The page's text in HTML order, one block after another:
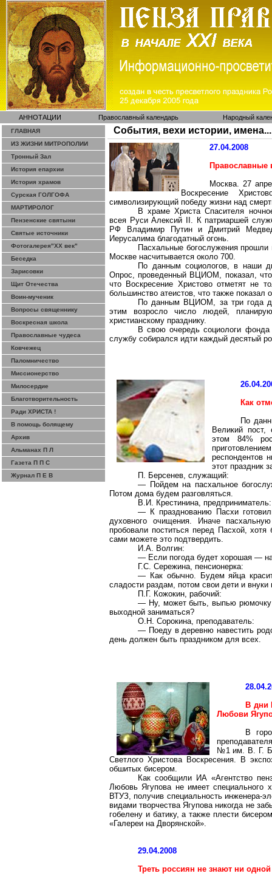
АННОТАЦИИ Православный календарь Народный
ГЛАВНАЯ
ИЗ ЖИЗНИ МИТРОПОЛИИ
Тронный Зал
История епархии
История храмов
Сурская ГОЛГОФА
МАРТИРОЛОГ
Пензенские святыни
Святые источники
Фотогалерея"ХХ век"
Беседка
Зарисовки
Щит Отечества
Воин-мученик
Вопросы священнику
Воскресная школа
Православные чудеса
Ковчежец
Паломничество
Миссионерство
Милосердие
Благотворительность
Ради ХРИСТА !
В помощь болящему
Архив
Альманах П Л
Газета П П С
Журнал П Е В
События, вехи истории, имена...
27.04.2008
Православные
Москва. 27
Воскресение
символизирующий победу жизни над
В храме Христа Спасителя
всея Руси Алексий II. К патриаршей
РФ Владимир Путин и Дмитрий
Иерусалима благодатный огонь.
Пасхальные богослужения
Москве насчитывается около 700.
По данным социологов, в наши
Опрос, проведенный ВЦИОМ, показал, что
что Воскресение Христово отметят не
большинство атеистов, что также показал
По данным ВЦИОМ, за три года
этим возросло число людей,
христианскому празднику.
В свою очередь социологи
службу собирался идти каждый десятый
Как
По
Великий пост,
этом 84%
респондентов
этот праздник
П. Берсенев, служащий:
— Пойдем на пасхальное
Потом дома будем разговляться.
В.И. Крестинина, предприниматель:
— К празднованию Пасхи
духовного очищения. Иначе
пробовали поститься перед Пасхой,
сами можете это подтвердить.
И.А. Волгин:
— Если погода будет хорошая —
Г.С. Сережина, пенсионерка:
— Как обычно. Будем яйца
сладости раздам, потом свои дети и
П.Г. Кожокин, рабочий:
— Ну, может быть, выпью рюмочку
выходной заниматься?
О.Н. Сорокина, преподаватель:
— Поеду в деревню навестить
день должен быть праздником для всех.
В дни
Любови
В
№1 им. В. Г.
Светлого Христова Воскресения. В
обшитых бисером.
Как сообщили ИА «Агентство
Любовь Ягупова не имеет специального
ВТУЗ, получив специальность инженера-
видами творчества Ягупова никогда не
гобелену и батику, а также плести
«Галереи наДворянской».
29.04.2008
Треть россиян не знают ни